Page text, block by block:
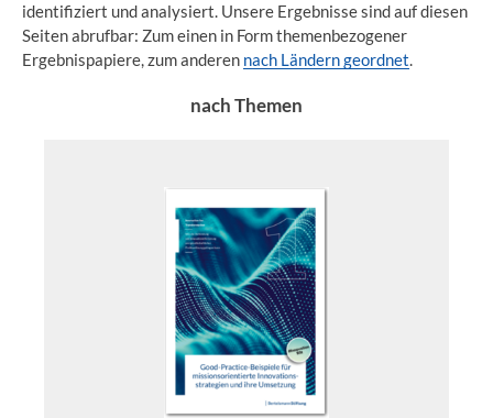
identifiziert und analysiert. Unsere Ergebnisse sind auf diesen
Seiten abrufbar: Zum einen in Form themenbezogener
Ergebnispapiere, zum anderen nach Ländern geordnet.
nach Themen